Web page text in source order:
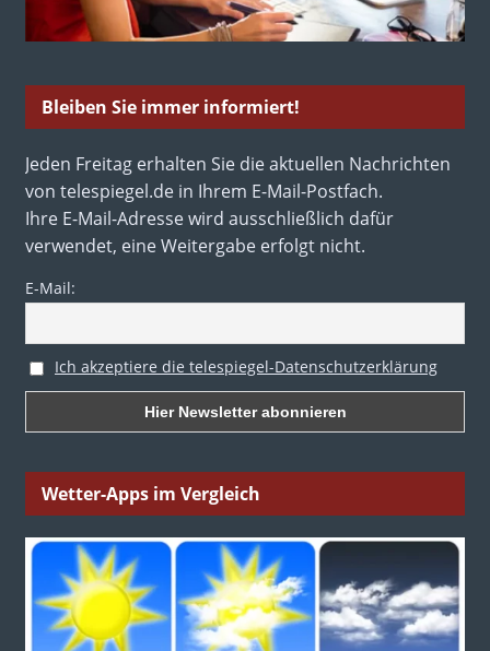
Bleiben Sie immer informiert!
Jeden Freitag erhalten Sie die aktuellen Nachrichten
von telespiegel.de in Ihrem E-Mail-Postfach.
Ihre E-Mail-Adresse wird ausschließlich dafür
verwendet, eine Weitergabe erfolgt nicht.
E-Mail:
Ich akzeptiere die telespiegel-Datenschutzerklärung
Wetter-Apps im Vergleich